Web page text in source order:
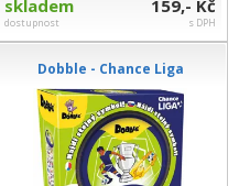
skladem
dostupnost
159,- Kč
s DPH
Dobble - Chance Liga